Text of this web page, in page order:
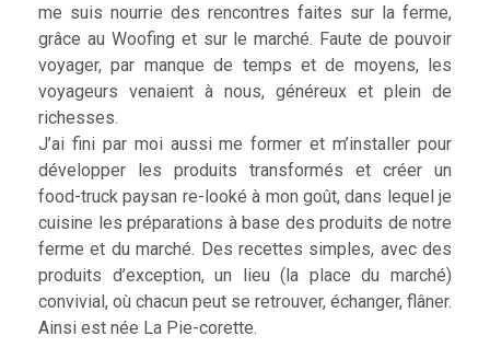
me suis nourrie des rencontres faites sur la ferme,
grâce au Woofing et sur le marché. Faute de pouvoir
voyager, par manque de temps et de moyens, les
voyageurs venaient à nous, généreux et plein de
richesses.
J’ai fini par moi aussi me former et m’installer pour
développer les produits transformés et créer un
food-truck paysan re-looké à mon goût, dans lequel je
cuisine les préparations à base des produits de notre
ferme et du marché. Des recettes simples, avec des
produits d’exception, un lieu (la place du marché)
convivial, où chacun peut se retrouver, échanger, flâner.
Ainsi est née La Pie-corette.